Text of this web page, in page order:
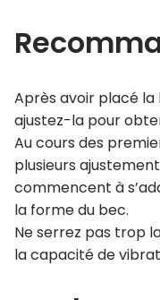
Après avoir placé la
ajustez-la pour
Au cours des
plusieurs
commencent à
la forme du bec.
Ne serrez pas trop
la capacité de